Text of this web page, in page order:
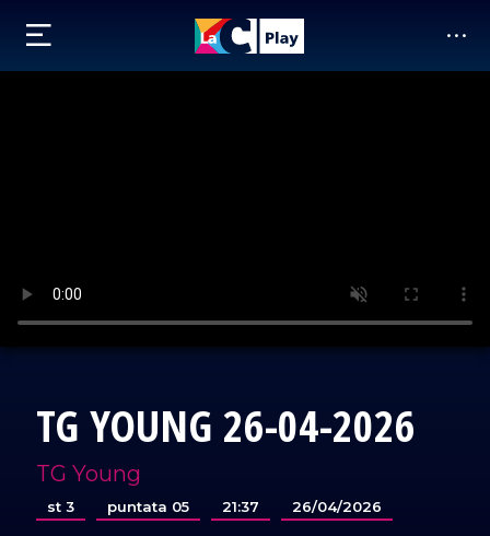
TG YOUNG 26-04-2026
TG Young
st 3 puntata 05 21:37 26/04/2026